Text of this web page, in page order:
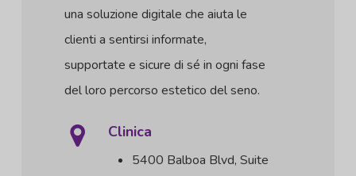
una soluzione digitale che aiuta le
clienti a sentirsi informate,
supportate e sicure di sé in ogni fase
del loro percorso estetico del seno.
Clinica
5400 Balboa Blvd, Suite